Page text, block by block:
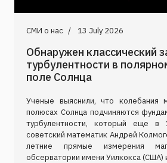
СМИ о нас 13 July 2026
Обнаружен классический
турбулентности в
поле Солнца
Ученые выяснили, что колебания
полюсах Солнца подчиняются
турбулентности, который еще в
советский математик Андрей
летние прямые измерения
обсерватории имени Уилкокса (США)